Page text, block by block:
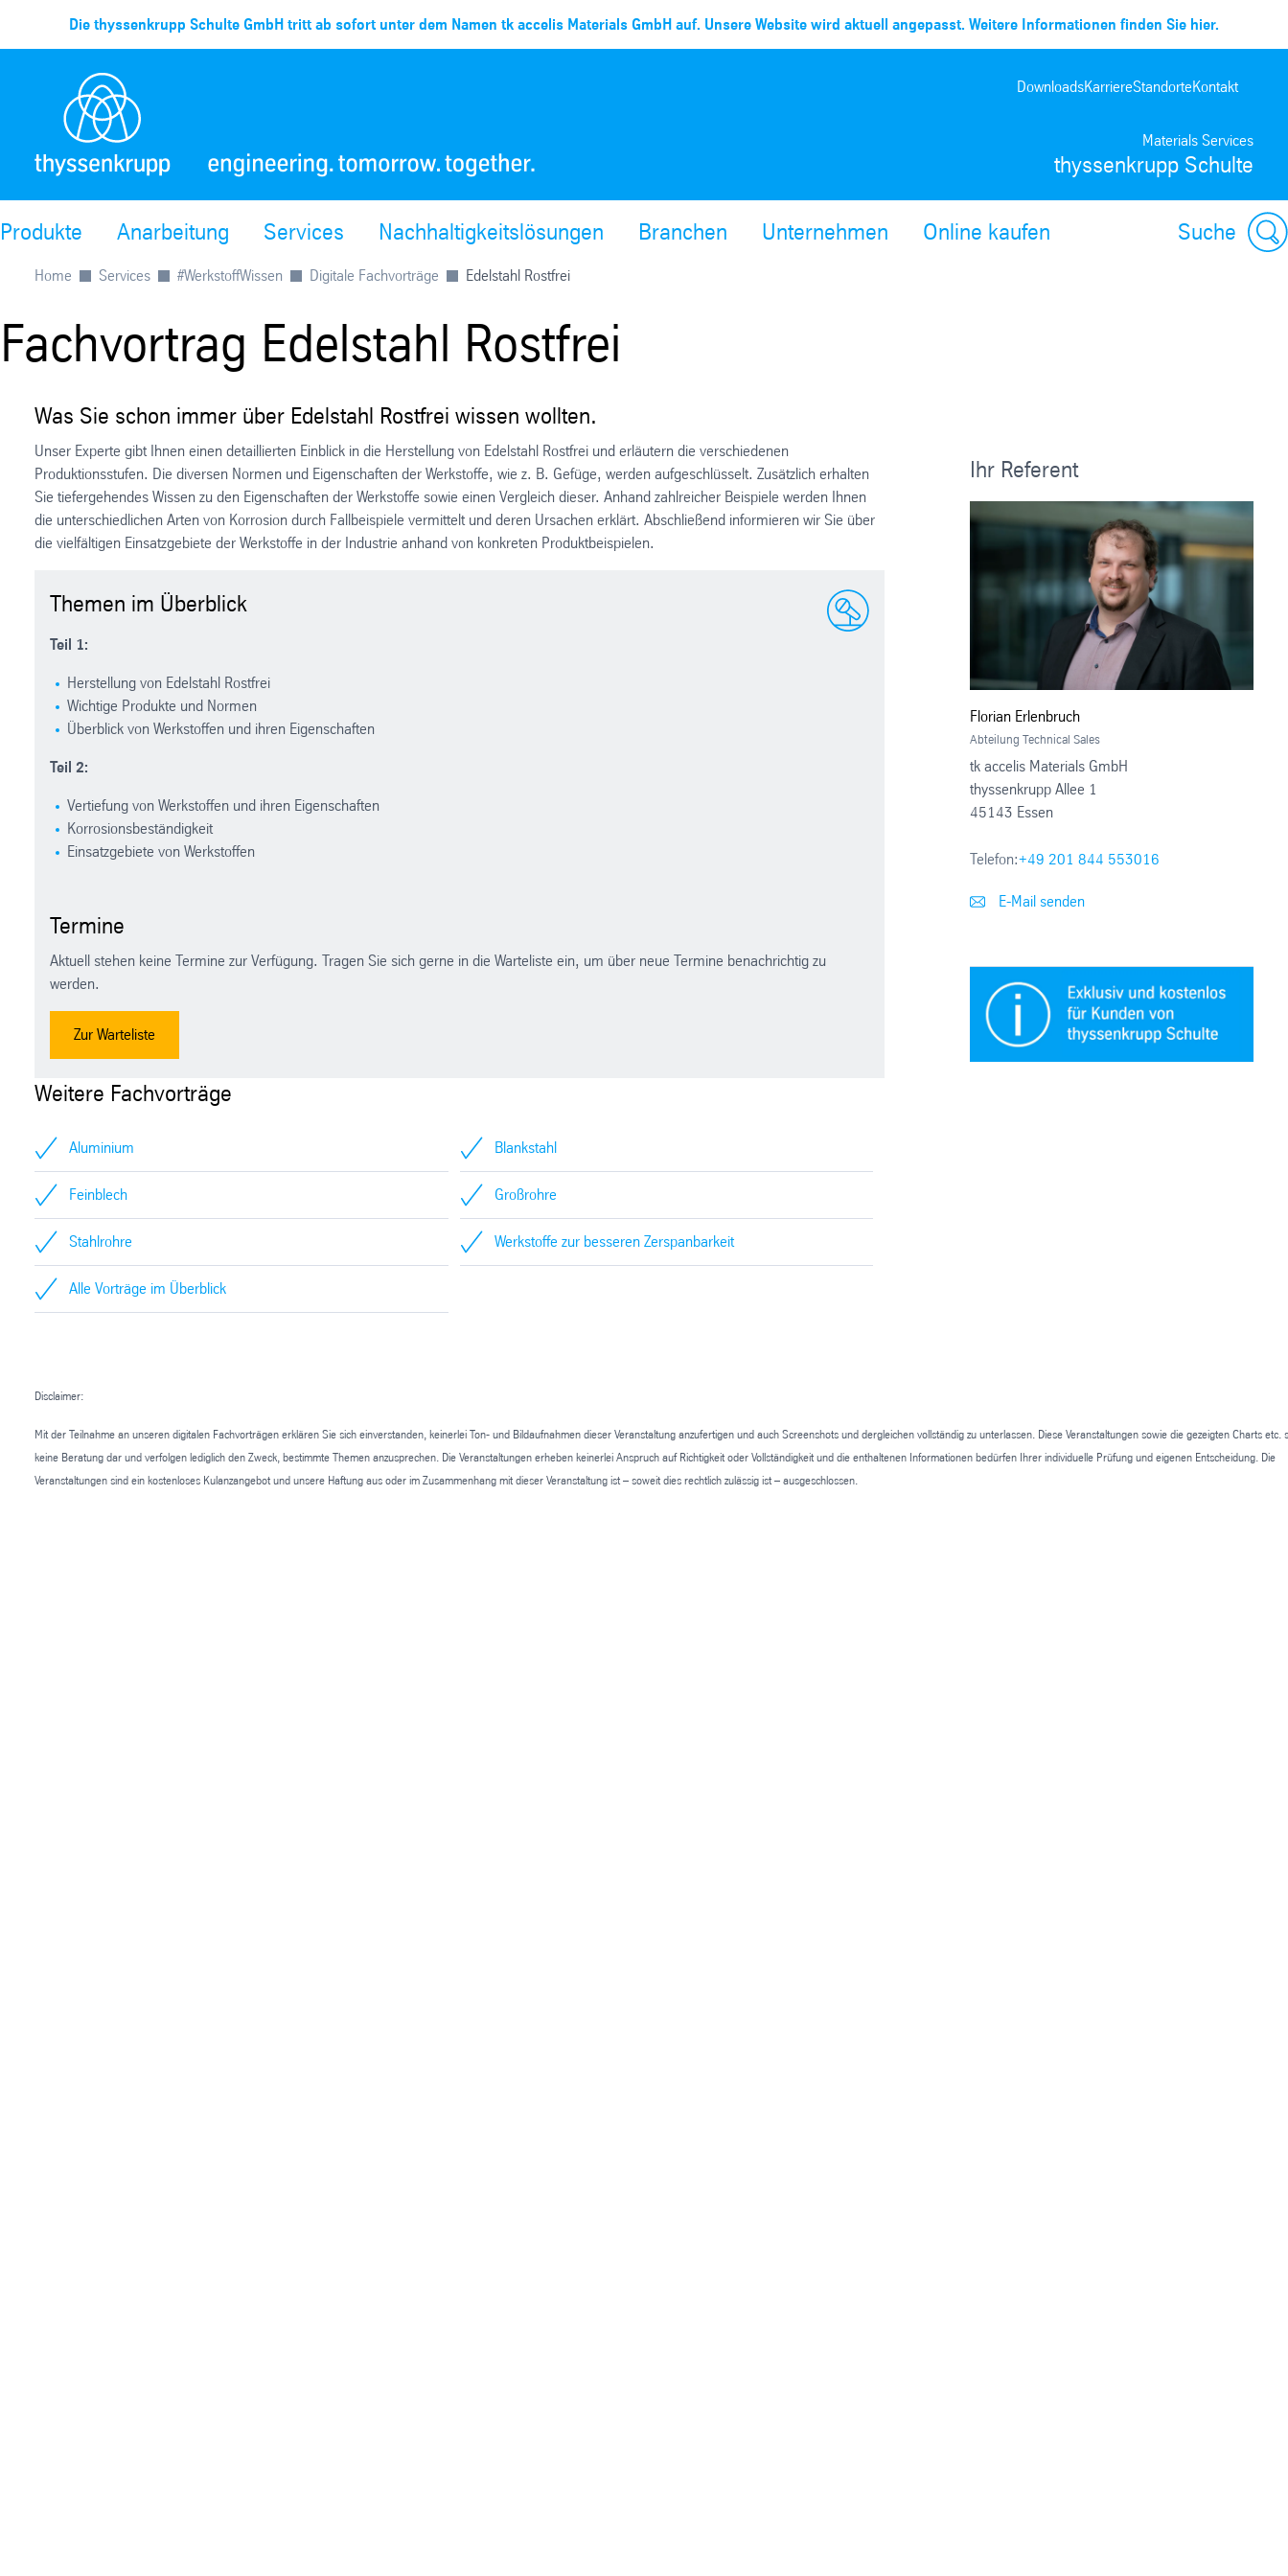
Die thyssenkrupp Schulte GmbH tritt ab sofort unter dem Namen tk accelis Materials GmbH auf. Unsere Website wird aktuell angepasst. Weitere Informationen finden Sie hier.
Materials Services
thyssenkrupp Schulte
DownloadsKarriereStandorteKontakt
Produkte Anarbeitung Services Nachhaltigkeitslösungen Branchen Unternehmen Online kaufen Suche
Home Services #WerkstoffWissen Digitale Fachvorträge Edelstahl Rostfrei
Fachvortrag Edelstahl Rostfrei
Was Sie schon immer über Edelstahl Rostfrei wissen wollten.
Unser Experte gibt Ihnen einen detaillierten Einblick in die Herstellung von Edelstahl Rostfrei und erläutern die verschiedenen
Produktionsstufen. Die diversen Normen und Eigenschaften der Werkstoffe, wie z. B. Gefüge, werden aufgeschlüsselt. Zusätzlich erhalten
Sie tiefergehendes Wissen zu den Eigenschaften der Werkstoffe sowie einen Vergleich dieser. Anhand zahlreicher Beispiele werden Ihnen
die unterschiedlichen Arten von Korrosion durch Fallbeispiele vermittelt und deren Ursachen erklärt. Abschließend informieren wir Sie über
die vielfältigen Einsatzgebiete der Werkstoffe in der Industrie anhand von konkreten Produktbeispielen.
Themen im Überblick
Teil 1:
Herstellung von Edelstahl Rostfrei
Wichtige Produkte und Normen
Überblick von Werkstoffen und ihren Eigenschaften
Teil 2:
Vertiefung von Werkstoffen und ihren Eigenschaften
Korrosionsbeständigkeit
Einsatzgebiete von Werkstoffen
Termine
Aktuell stehen keine Termine zur Verfügung. Tragen Sie sich gerne in die Warteliste ein, um über neue Termine benachrichtig zu
werden.
Zur Warteliste
Weitere Fachvorträge
Aluminium Blankstahl
Feinblech Großrohre
Stahlrohre Werkstoffe zur besseren Zerspanbarkeit
Alle Vorträge im Überblick
Ihr Referent
Florian Erlenbruch
Abteilung Technical Sales
tk accelis Materials GmbH
thyssenkrupp Allee 1
45143 Essen
Telefon:+49 201 844 553016
E-Mail senden
Disclaimer:
Mit der Teilnahme an unseren digitalen Fachvorträgen erklären Sie sich einverstanden, keinerlei Ton- und Bildaufnahmen dieser Veranstaltung anzufertigen und auch Screenshots und dergleichen vollständig zu unterlassen. Diese Veranstaltungen sowie die gezeigten Charts etc.
keine Beratung dar und verfolgen lediglich den Zweck, bestimmte Themen anzusprechen. Die Veranstaltungen erheben keinerlei Anspruch auf Richtigkeit oder Vollständigkeit und die enthaltenen Informationen bedürfen Ihrer individuelle Prüfung und eigenen Entscheidung. Die
Veranstaltungen sind ein kostenloses Kulanzangebot und unsere Haftung aus oder im Zusammenhang mit dieser Veranstaltung ist – soweit dies rechtlich zulässig ist – ausgeschlossen.